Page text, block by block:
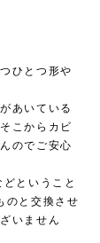
ひとつ形や
あいている
こからカビ
のでご安心
ということ
のと交換させ
いません